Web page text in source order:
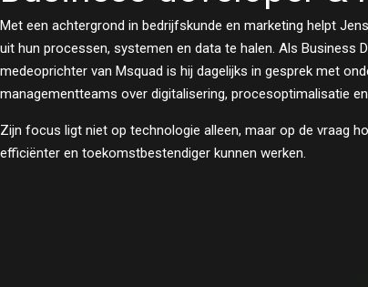
Met een achtergrond in bedrijfskunde en marketing helpt
uit hun processen, systemen en data te halen. Als Business
medeoprichter van Msquad is hij dagelijks in gesprek met
managementteams over digitalisering, procesoptimalisatie
Zijn focus ligt niet op technologie alleen, maar op de vraag
efficiënter en toekomstbestendiger kunnen werken.